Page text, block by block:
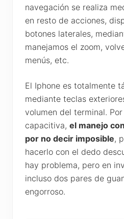
navegación se realiza
en resto de acciones,
botones laterales,
manejamos el zoom,
menús, etc.
El Iphone es totalmente
mediante teclas
volumen del terminal.
capacitiva, el manejo
por no decir imposible,
hacerlo con el dedo
hay problema, pero en
incluso dos pares de
engorroso.